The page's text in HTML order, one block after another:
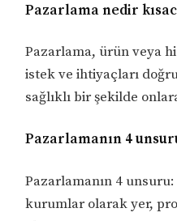
Pazarlama nedir
Pazarlama, ürün veya
istek ve ihtiyaçları
sağlıklı bir şekilde
Pazarlamanın 4
Pazarlamanın 4
kurumlar olarak yer,